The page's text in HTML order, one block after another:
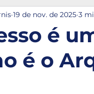
Astrológicos
é
é o
19 de nov. de 2025 3